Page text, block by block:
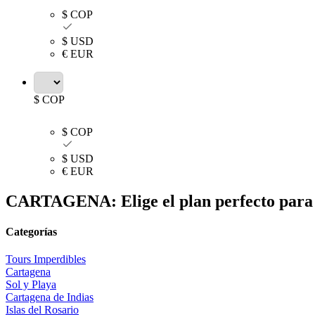
$ COP
$ USD
€ EUR
$ COP
$ COP
$ USD
€ EUR
CARTAGENA: Elige el plan perfecto
Categorías
Tours Imperdibles
Cartagena
Sol y Playa​
Cartagena de Indias
Islas del Rosario